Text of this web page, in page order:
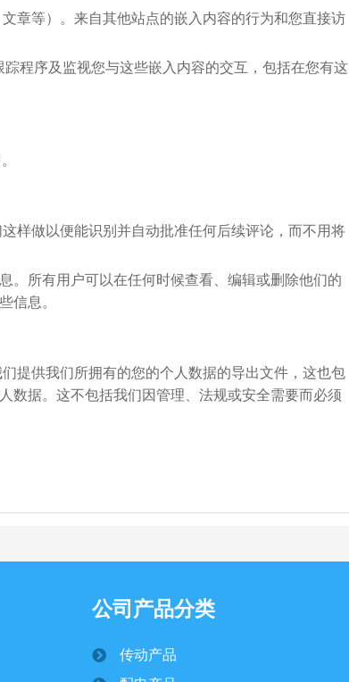
章等）。来自其他站点的嵌入内容的行为和您直接访
程序及监视您与这些嵌入内容的交互，包括在您有这
样做以便能识别并自动批准任何后续评论，而不用将
。所有用户可以在任何时候查看、编辑或删除他们的
信息。
提供我们所拥有的您的个人数据的导出文件，这也包
数据。这不包括我们因管理、法规或安全需要而必须
公司产品分类
传动产品